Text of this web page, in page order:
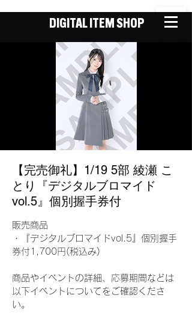
DIGITAL ITEM SHOP
【完売御礼】1/19 5部 綾瀬 こ
とり『デジタルブロマイド
vol.5』個別握手券付
販売商品
・『デジタルブロマイドvol.5』個別握手
券付1,700円(税込み)
商品やイベントの詳細、応募期間などは
以下イベントについてをご確認くださ
い。